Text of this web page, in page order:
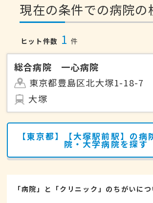
現在の条件での病院の
ヒット件数 1 件
総合病院 一心病院
東京都豊島区北大塚1-18-7
大塚
【東京都】【大塚駅前駅】の病
院・大学病院を探す
「病院」と「クリニック」のちがいにつ